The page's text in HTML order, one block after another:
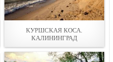
КУРШСКАЯ КОСА.
КАЛИНИНГРАД